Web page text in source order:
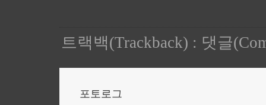
트랙백(Trackback) : 댓글
포토로그